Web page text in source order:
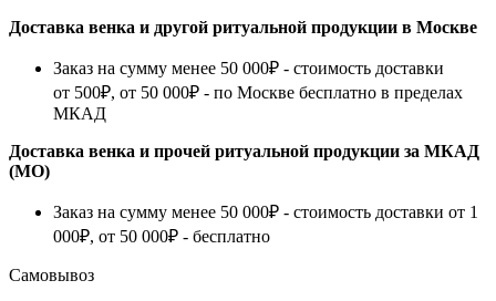
Доставка венка и другой ритуальной продукции в Москве
Заказ на сумму менее 50 000₽ - стоимость доставки
от 500₽, от 50 000₽ - по Москве бесплатно в пределах
МКАД
Доставка венка и прочей ритуальной продукции за МКАД
(МО)
Заказ на сумму менее 50 000₽ - стоимость доставки от 1
000₽, от 50 000₽ - бесплатно
Самовывоз